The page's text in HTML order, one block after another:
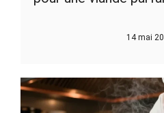
14 mai